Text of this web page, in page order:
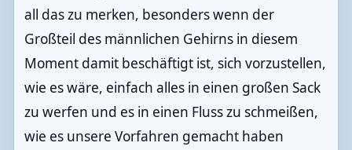
all das zu merken, besonders wenn der
Großteil des männlichen Gehirns in diesem
Moment damit beschäftigt ist, sich vorzustellen,
wie es wäre, einfach alles in einen großen Sack
zu werfen und es in einen Fluss zu schmeißen,
wie es unsere Vorfahren gemacht haben